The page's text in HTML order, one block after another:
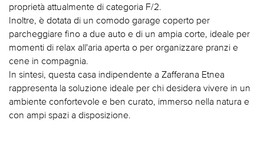
proprietà attualmente di categoria F/2.
Inoltre, è dotata di un comodo garage coperto per
parcheggiare fino a due auto e di un ampia corte, ideale per
momenti di relax all'aria aperta o per organizzare pranzi e
cene in compagnia.
In sintesi, questa casa indipendente a Zafferana Etnea
rappresenta la soluzione ideale per chi desidera vivere in un
ambiente confortevole e ben curato, immerso nella natura e
con ampi spazi a disposizione.